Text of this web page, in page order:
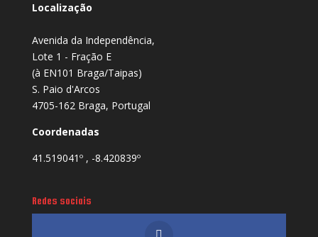
Localização
Avenida da Independência,
Lote 1 - Fração E
(à EN101 Braga/Taipas)
S. Paio d'Arcos
4705-162 Braga, Portugal
Coordenadas
41.519041º , -8.420839º
Redes sociais